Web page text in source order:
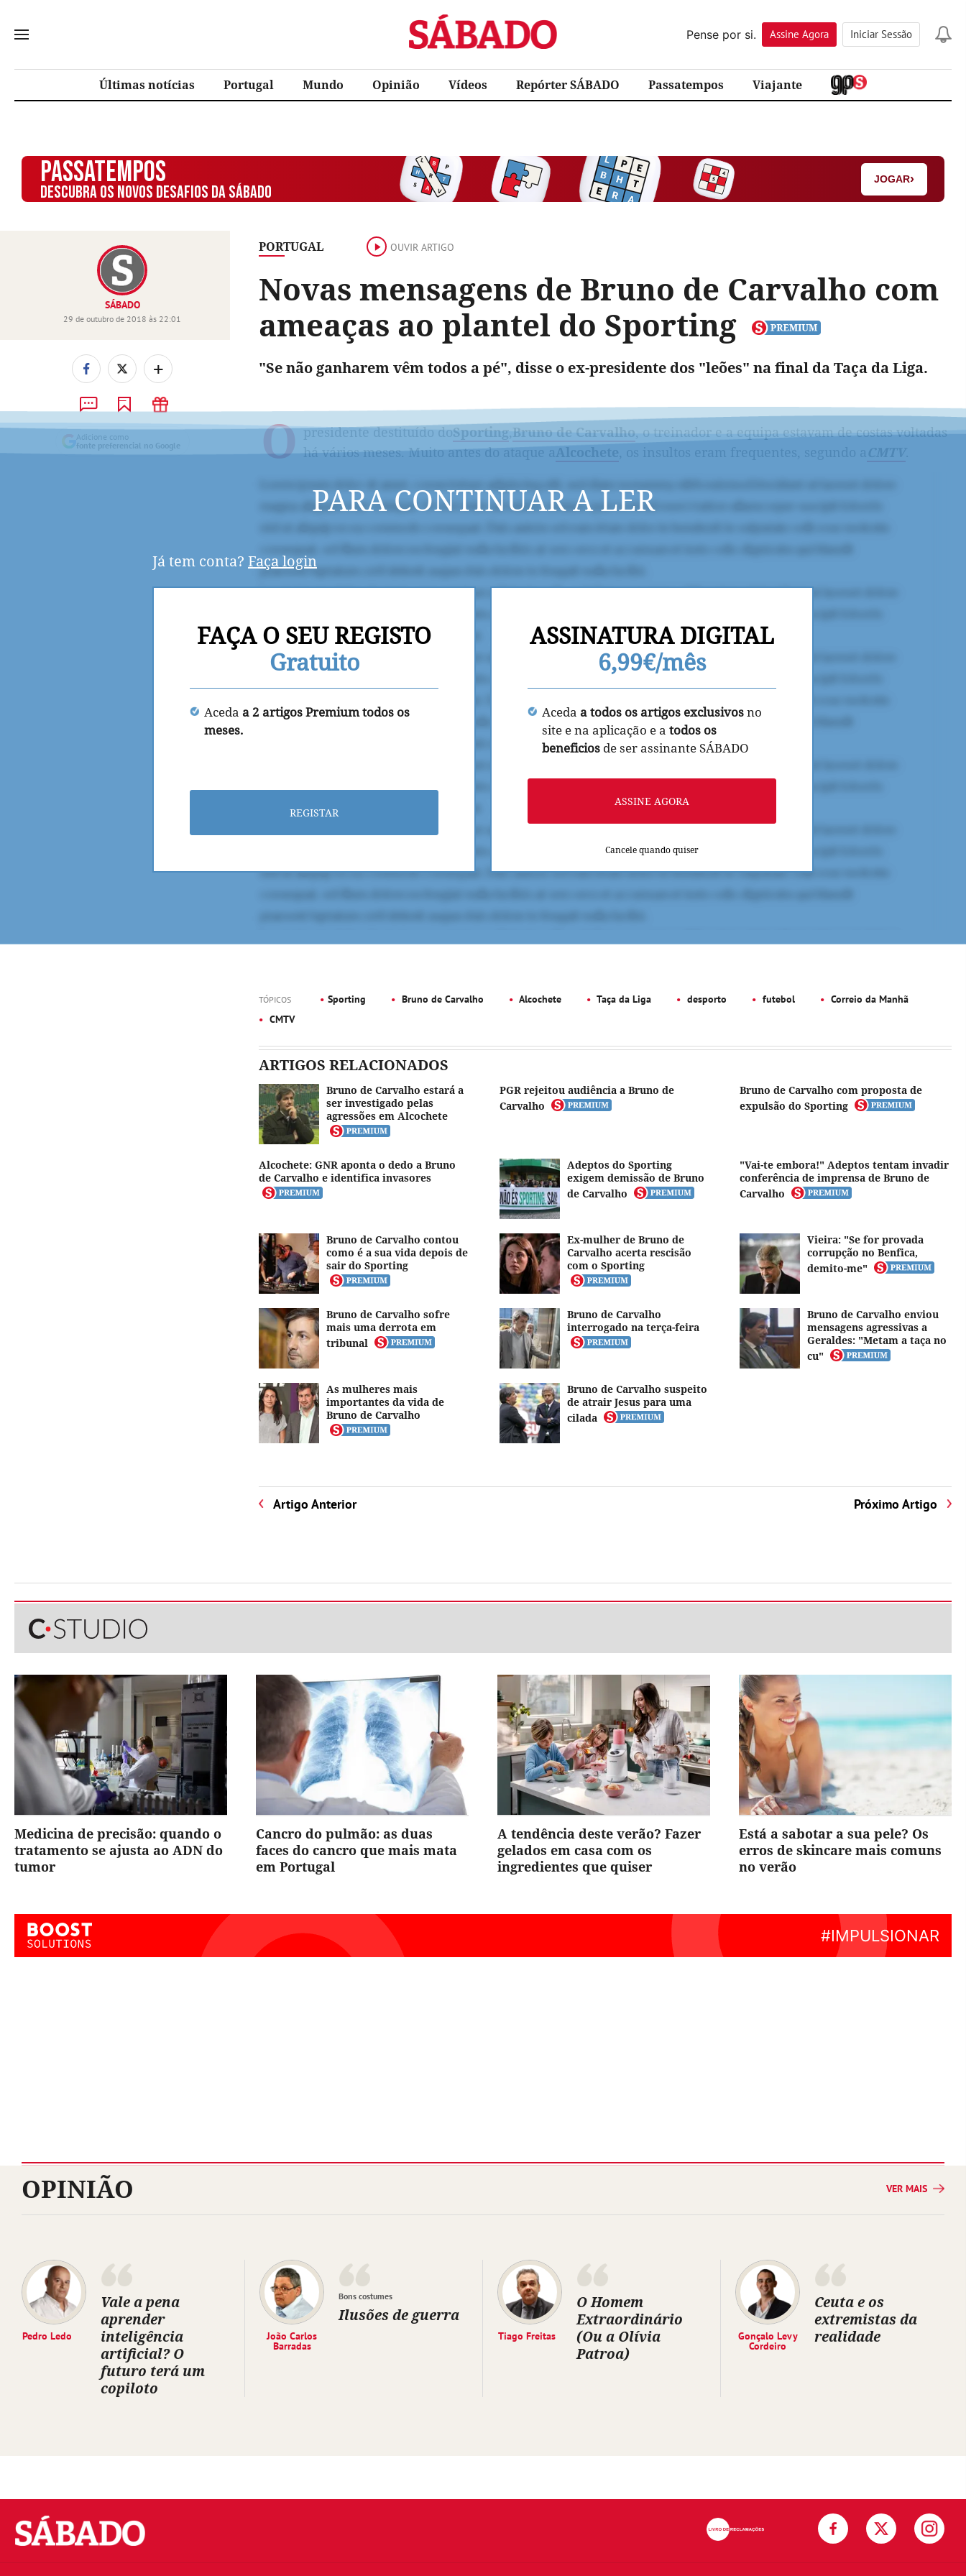
Sábado
Pense por si.
Assine Agora Iniciar Sessão
Últimas notícias Portugal Mundo Opinião Vídeos Repórter SÁBADO Passatempos Viajante
PASSATEMPOS
DESCUBRA OS NOVOS DESAFIOS DA SÁBADO
JOGAR›
PORTUGAL OUVIR ARTIGO
Novas mensagens de Bruno de Carvalho com
ameaças ao plantel do Sporting
SÁBADO
29 de outubro de 2018 às 22:01
+
Adicione como
fonte preferencial no Google
"Se não ganharem vêm todos a pé", disse o ex-presidente dos "leões" na final da Taça da Liga.
O presidente destituído doSporting,Bruno de Carvalho, o treinador e a equipa estavam de costas voltadas
há vários meses. Muito antes do ataque aAlcochete
PARA CONTINUAR A LER
Já tem conta? Faça login
FAÇA O SEU REGISTO
Gratuito
Aceda a 2 artigos Premium todos os
meses.
REGISTAR
ASSINATURA DIGITAL
6,99€/mês
Aceda a todos os artigos exclusivosno
site e na aplicação e a todos os
beneficios de ser assinante SÁBADO
ASSINE AGORA
Cancele quando quiser
TÓPICOS Sporting Bruno de Carvalho Alcochete Taça da Liga desporto futebol
Correio da Manhã
CMTV
ARTIGOS RELACIONADOS
Bruno de Carvalho estará a
ser investigado pelas
agressões em Alcochete
PGR rejeitou audiência a Bruno de
Carvalho
Bruno de Carvalho com proposta de
expulsão do Sporting
Alcochete: GNR aponta o dedo a Bruno
de Carvalho e identifica invasores
Adeptos do Sporting
exigem demissão de Bruno
de Carvalho
"Vai-te embora!" Adeptos tentam invadir
conferência de imprensa de Bruno de
Carvalho
Bruno de Carvalho contou
como é a sua vida depois de
sair do Sporting
Ex-mulher de Bruno de
Carvalho acerta rescisão
com o Sporting
Vieira: "Se for provada
corrupção no Benfica,
demito-me"
Bruno de Carvalho sofre
mais uma derrota em
tribunal
Bruno de Carvalho
interrogado na terça-feira
Bruno de Carvalho enviou
mensagens agressivas a
Geraldes: "Metam a taça no
cu"
As mulheres mais
importantes da vida de
Bruno de Carvalho
Bruno de Carvalho suspeito
de atrair Jesus para uma
cilada
Artigo Anterior Próximo Artigo
Medicina de precisão: quando o
tratamento se ajusta ao ADN do
tumor
Cancro do pulmão: as duas
faces do cancro que mais mata
em Portugal
A tendência deste verão? Fazer
gelados em casa com os
ingredientes que quiser
Está a sabotar a sua pele? Os
erros de skincare mais comuns
no verão
OPINIÃO VER MAIS
Pedro Ledo
Vale a pena
aprender
inteligência
artificial? O
futuro terá um
copiloto
João Carlos
Barradas
Bons costumes
Ilusões de guerra
Tiago Freitas
O Homem
Extraordinário
(Ou a Olívia
Patroa)
Gonçalo Levy
Cordeiro
Ceuta e os
extremistas da
realidade
Sábado